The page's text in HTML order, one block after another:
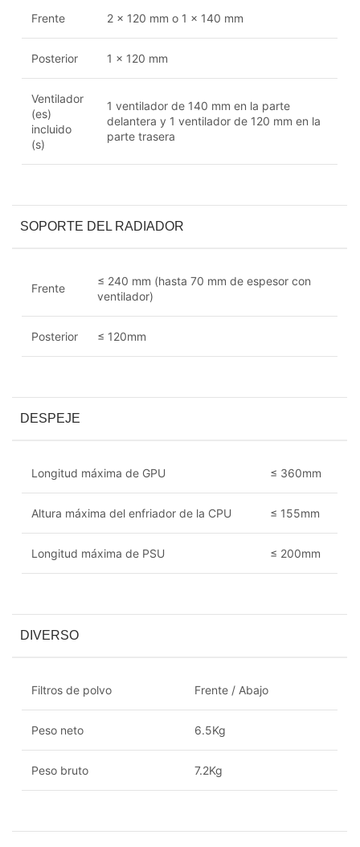
Frente 2 x 120 mm o 1 x 140 mm
Posterior 1 x 120 mm
Ventilador
(es)
incluido
(s)
1 ventilador de 140 mm en la parte
delantera y 1 ventilador de 120 mm en la
parte trasera
SOPORTE DEL RADIADOR
Frente
≤ 240 mm (hasta 70 mm de espesor con
ventilador)
Posterior ≤ 120mm
DESPEJE
Longitud máxima de GPU ≤ 360mm
Altura máxima del enfriador de la CPU ≤ 155mm
Longitud máxima de PSU ≤ 200mm
DIVERSO
Filtros de polvo Frente / Abajo
Peso neto 6.5Kg
Peso bruto 7.2Kg